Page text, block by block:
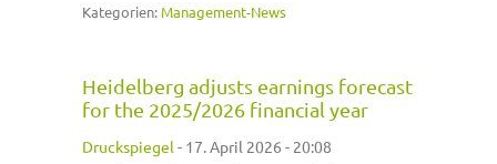
Kategorien: Management-News
Heidelberg adjusts earnings forecast
for the 2025/2026 financial year
Druckspiegel - 17. April 2026 - 20:08